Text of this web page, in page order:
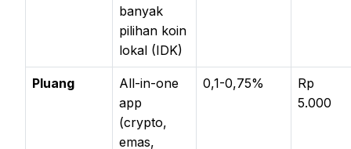
banyak
pilihan koin
lokal (IDK)
Pluang
All-in-one
app
(crypto,
emas,
0,1-0,75%
Rp
5.000